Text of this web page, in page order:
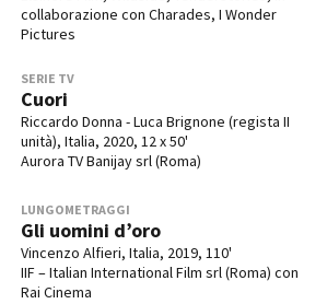
collaborazione con Charades, I Wonder
Pictures
SERIE TV
Cuori
Riccardo Donna - Luca Brignone (regista II
unità), Italia, 2020, 12 x 50'
Aurora TV Banijay srl (Roma)
LUNGOMETRAGGI
Gli uomini d’oro
Vincenzo Alfieri, Italia, 2019, 110'
IIF – Italian International Film srl (Roma) con
Rai Cinema